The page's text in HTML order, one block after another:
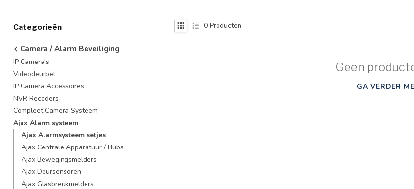
Categorieën
Camera / Alarm Beveiliging
IP Camera's
Videodeurbel
IP Camera Accessoires
NVR Recoders
Compleet Camera Systeem
Ajax Alarm systeem
Ajax Alarmsysteem setjes
Ajax Centrale Apparatuur / Hubs
Ajax Bewegingsmelders
Ajax Deursensoren
Ajax Glasbreukmelders
0 Producten
Geen
GA VERDER